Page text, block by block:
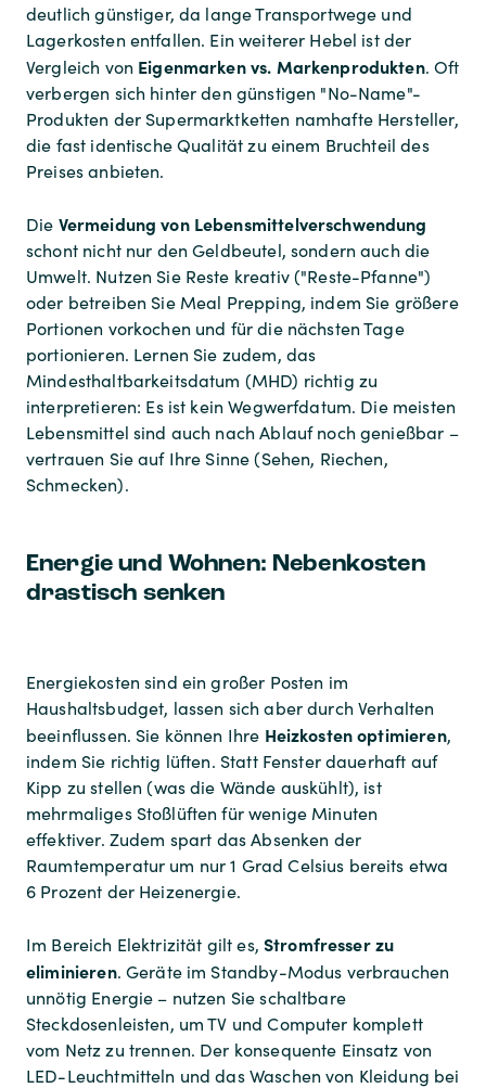
deutlich günstiger, da lange Transportwege und
Lagerkosten entfallen. Ein weiterer Hebel ist der
Vergleich von Eigenmarken vs. Markenprodukten. Oft
verbergen sich hinter den günstigen "No-Name"-
Produkten der Supermarktketten namhafte Hersteller,
die fast identische Qualität zu einem Bruchteil des
Preises anbieten.
Die Vermeidung von Lebensmittelverschwendung
schont nicht nur den Geldbeutel, sondern auch die
Umwelt. Nutzen Sie Reste kreativ ("Reste-Pfanne")
oder betreiben Sie Meal Prepping, indem Sie größere
Portionen vorkochen und für die nächsten Tage
portionieren. Lernen Sie zudem, das
Mindesthaltbarkeitsdatum (MHD) richtig zu
interpretieren: Es ist kein Wegwerfdatum. Die meisten
Lebensmittel sind auch nach Ablauf noch genießbar –
vertrauen Sie auf Ihre Sinne (Sehen, Riechen,
Schmecken).
Energie und Wohnen: Nebenkosten
drastisch senken
Energiekosten sind ein großer Posten im
Haushaltsbudget, lassen sich aber durch Verhalten
beeinflussen. Sie können Ihre Heizkosten optimieren,
indem Sie richtig lüften. Statt Fenster dauerhaft auf
Kipp zu stellen (was die Wände auskühlt), ist
mehrmaliges Stoßlüften für wenige Minuten
effektiver. Zudem spart das Absenken der
Raumtemperatur um nur 1 Grad Celsius bereits etwa
6 Prozent der Heizenergie.
Im Bereich Elektrizität gilt es, Stromfresser zu
eliminieren. Geräte im Standby-Modus verbrauchen
unnötig Energie – nutzen Sie schaltbare
Steckdosenleisten, um TV und Computer komplett
vom Netz zu trennen. Der konsequente Einsatz von
LED-Leuchtmitteln und das Waschen von Kleidung bei